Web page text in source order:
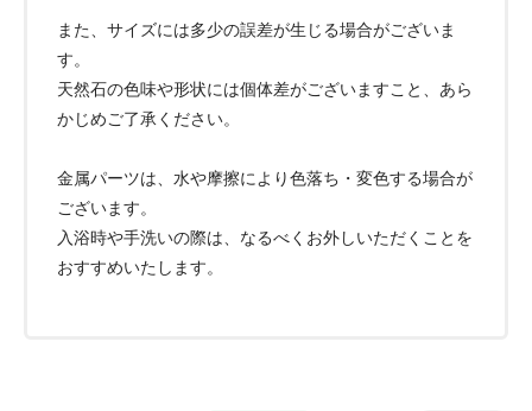
また、サイズには多少の誤差が生じる場合がございま
す。
天然石の色味や形状には個体差がございますこと、あら
かじめご了承ください。
金属パーツは、水や摩擦により色落ち・変色する場合が
ございます。
入浴時や手洗いの際は、なるべくお外しいただくことを
おすすめいたします。